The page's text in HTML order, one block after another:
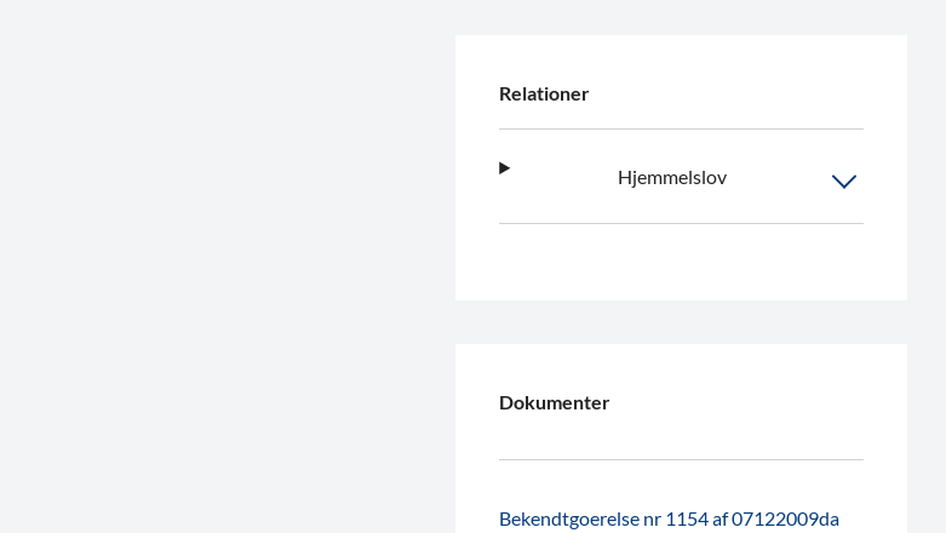
Relationer
Hjemmelslov
Dokumenter
Bekendtgoerelse nr 1154 af 07122009da